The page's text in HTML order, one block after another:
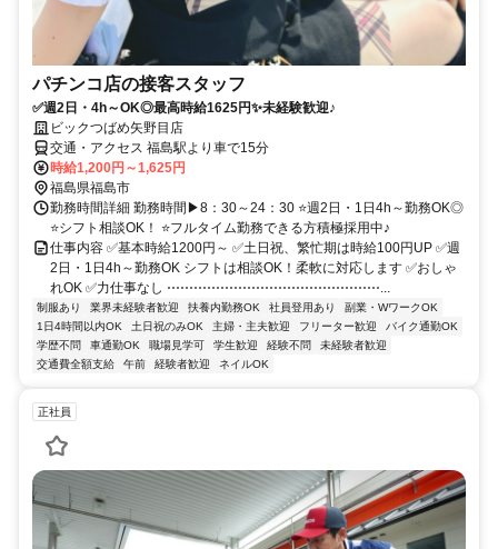
パチンコ店の接客スタッフ
✅週2日・4h～OK◎最高時給1625円✨未経験歓迎♪
ビックつばめ矢野目店
交通・アクセス 福島駅より車で15分
時給1,200円～1,625円
福島県福島市
勤務時間詳細 勤務時間▶8：30～24：30 ⭐週2日・1日4h～勤務OK◎
⭐シフト相談OK！ ⭐フルタイム勤務できる方積極採用中♪
仕事内容 ✅基本時給1200円～ ✅土日祝、繁忙期は時給100円UP ✅週
2日・1日4h～勤務OK シフトは相談OK！柔軟に対応します ✅おしゃ
れOK ✅力仕事なし ⋯⋯⋯⋯⋯⋯⋯⋯⋯⋯⋯⋯⋯⋯⋯⋯...
制服あり 業界未経験者歓迎 扶養内勤務OK 社員登用あり
副業・WワークOK
1日4時間以内OK
土日祝のみOK 主婦・主夫歓迎 フリーター歓迎
バイク通勤OK
学歴不問
車通勤OK 職場見学可 学生歓迎 経験不問
未経験者歓迎
交通費全額支給
午前 経験者歓迎 ネイルOK
正社員